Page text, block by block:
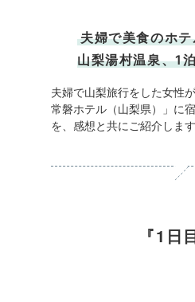
夫婦で美食のホ
山梨湯村温泉、1
夫婦で山梨旅行をした女性
常磐ホテル（山梨県）」に
を、感想と共にご紹介します
1日